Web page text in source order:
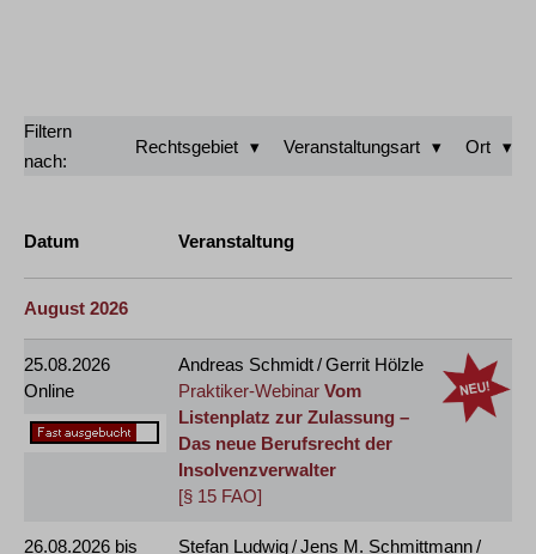
Filtern
nach:
Rechtsgebiet Veranstaltungsart Ort
Datum Veranstaltung
August 2026
25.08.2026
Online
Andreas Schmidt / Gerrit Hölzle
Praktiker-Webinar Vom
Listenplatz zur Zulassung –
Das neue Berufsrecht der
Insolvenzverwalter
[§ 15 FAO]
26.08.2026 bis
Stefan Ludwig / Jens M. Schmittmann /